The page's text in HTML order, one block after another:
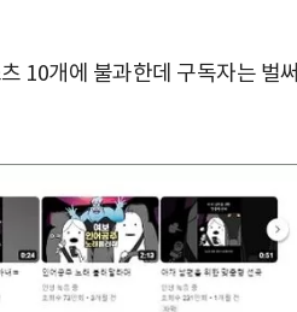
10개에 불과한데 구독자는 벌써